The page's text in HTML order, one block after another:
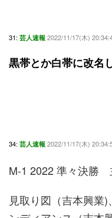
31: 芸人速報 2022/11/17(木)
黒帯とか白帯に改名
34: 芸人速報 2022/11/17(木)
M-1 2022 準々決勝
見取り図（吉本興業